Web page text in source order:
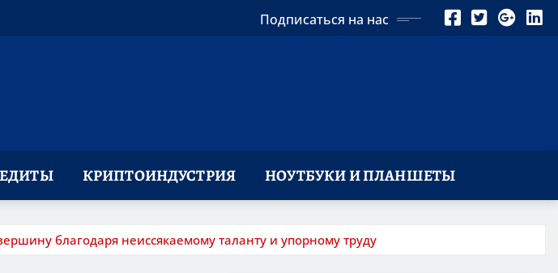
Подписаться на нас
КРИПТОИНДУСТРИЯ НОУТБУКИ И ПЛАНШЕТЫ
благодаря неиссякаемому таланту и упорному труду